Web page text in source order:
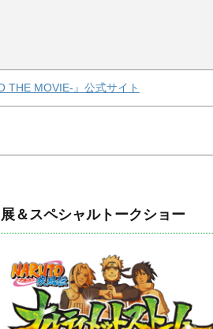
THE MOVIE-』公式サイト
＆スペシャルトークショー